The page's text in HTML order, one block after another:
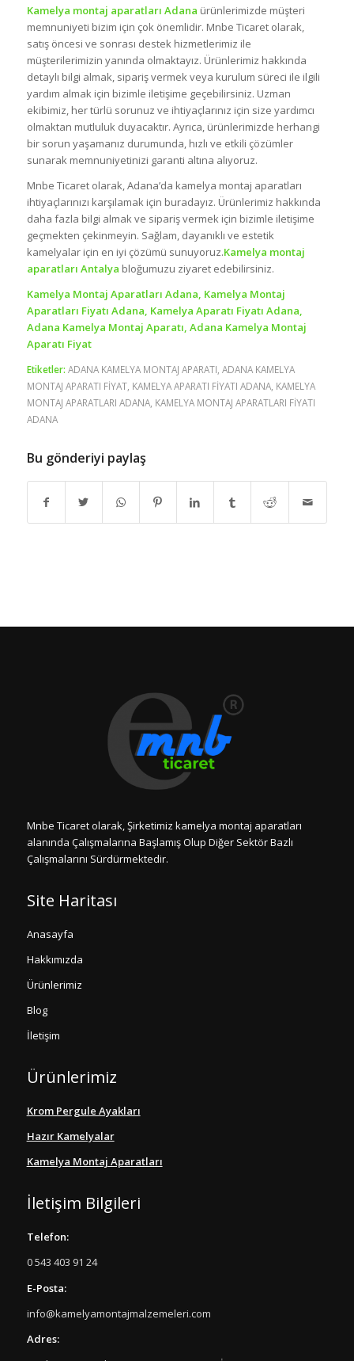
Kamelya montaj aparatları Adana ürünlerimizde müşteri
memnuniyeti bizim için çok önemlidir. Mnbe Ticaret olarak,
satış öncesi ve sonrası destek hizmetlerimiz ile
müşterilerimizin yanında olmaktayız. Ürünlerimiz hakkında
detaylı bilgi almak, sipariş vermek veya kurulum süreci ile ilgili
yardım almak için bizimle iletişime geçebilirsiniz. Uzman
ekibimiz, her türlü sorunuz ve ihtiyaçlarınız için size yardımcı
olmaktan mutluluk duyacaktır. Ayrıca, ürünlerimizde herhangi
bir sorun yaşamanız durumunda, hızlı ve etkili çözümler
sunarak memnuniyetinizi garanti altına alıyoruz.
Mnbe Ticaret olarak, Adana’da kamelya montaj aparatları
ihtiyaçlarınızı karşılamak için buradayız. Ürünlerimiz hakkında
daha fazla bilgi almak ve sipariş vermek için bizimle iletişime
geçmekten çekinmeyin. Sağlam, dayanıklı ve estetik
kamelyalar için en iyi çözümü sunuyoruz.Kamelya montaj
aparatları Antalya bloğumuzu ziyaret edebilirsiniz.
Kamelya Montaj Aparatları Adana, Kamelya Montaj
Aparatları Fiyatı Adana, Kamelya Aparatı Fiyatı Adana,
Adana Kamelya Montaj Aparatı, Adana Kamelya Montaj
Aparatı Fiyat
Etiketler: ADANA KAMELYA MONTAJ APARATI ADANA KAMELYA
MONTAJ APARATI FİYAT, KAMELYA APARATI FİYATI ADANA, KAMELYA
MONTAJ APARATLARI ADANA, KAMELYA MONTAJ APARATLARI FİYATI
ADANA
Bu gönderiyi paylaş
Mnbe Ticaret olarak, Şirketimiz kamelya montaj aparatları
alanında Çalışmalarına Başlamış Olup Diğer Sektör Bazlı
Çalışmalarını Sürdürmektedir.
Site Haritası
Anasayfa
Hakkımızda
Ürünlerimiz
Blog
İletişim
Ürünlerimiz
Krom Pergule Ayakları
Hazır Kamelyalar
Kamelya Montaj Aparatları
İletişim Bilgileri
Telefon:
0 543 403 91 24
E-Posta:
info@kamelyamontajmalzemeleri.com
Adres: